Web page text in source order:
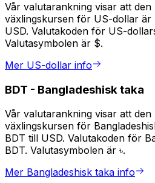
Vår valutarankning visar att
växlingskursen för US-dollar
USD. Valutakoden för US-
Valutasymbolen är $.
Mer US-dollar info
BDT - Bangladeshisk taka
Vår valutarankning visar att
växlingskursen för
BDT till USD. Valutakoden för
BDT. Valutasymbolen är ৳.
Mer Bangladeshisk taka info